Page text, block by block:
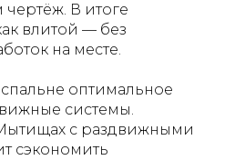
В итоге
влитой — без
на месте.
оптимальное
системы.
с раздвижными
сэкономить